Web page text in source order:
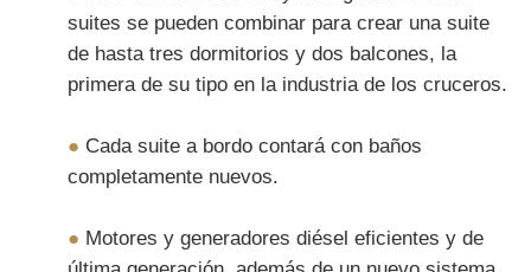
suites se pueden combinar para crear una suite
de hasta tres dormitorios y dos balcones, la
primera de su tipo en la industria de los cruceros.
● Cada suite a bordo contará con baños
completamente nuevos.
● Motores y generadores diésel eficientes y de